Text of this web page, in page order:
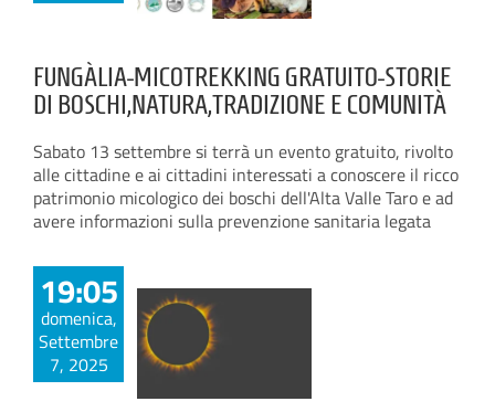
FUNGÀLIA-MICOTREKKING GRATUITO-STORIE
DI BOSCHI,NATURA,TRADIZIONE E COMUNITÀ
Sabato 13 settembre si terrà un evento gratuito, rivolto
alle cittadine e ai cittadini interessati a conoscere il ricco
patrimonio micologico dei boschi dell'Alta Valle Taro e ad
avere informazioni sulla prevenzione sanitaria legata
19:05
domenica,
Settembre
7, 2025